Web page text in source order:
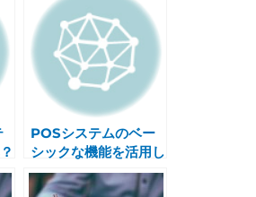
POSシステムのベー
シックな機能を活用し
よう